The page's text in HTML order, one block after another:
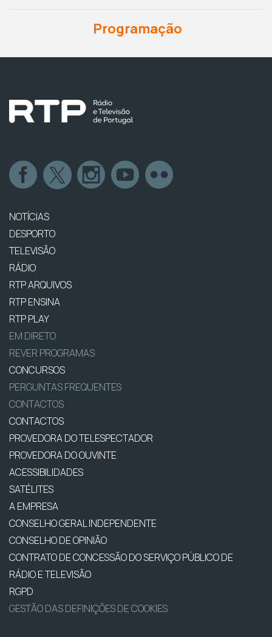
Programação
NOTÍCIAS
DESPORTO
TELEVISÃO
RÁDIO
RTP ARQUIVOS
RTP ENSINA
RTP PLAY
EM DIRETO
REVER PROGRAMAS
CONCURSOS
PERGUNTAS FREQUENTES
CONTACTOS
CONTACTOS
PROVEDORA DO TELESPECTADOR
PROVEDORA DO OUVINTE
ACESSIBILIDADES
SATÉLITES
A EMPRESA
CONSELHO GERAL INDEPENDENTE
CONSELHO DE OPINIÃO
CONTRATO DE CONCESSÃO DO SERVIÇO PÚBLICO DE
RÁDIO E TELEVISÃO
RGPD
GESTÃO DAS DEFINIÇÕES DE COOKIES